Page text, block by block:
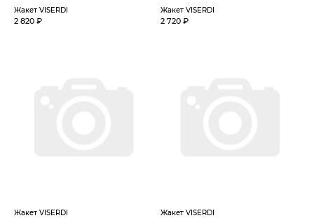
Жакет VISERDI
2 820 ₽
Жакет VISERDI
2 720 ₽
Жакет VISERDI Жакет VISERDI